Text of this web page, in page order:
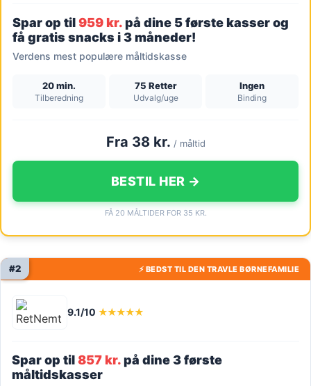
Spar op til959 kr.på dine 5 første kasser og
få gratis snacks i 3 måneder!
Verdens mest populære måltidskasse
20 min.
Tilberedning
75 Retter
Udvalg/uge
Ingen
Binding
Fra 38 kr. / måltid
BESTIL HER →
FÅ 20 MÅLTIDER FOR 35 KR.
⚡ BEDST TIL DEN TRAVLE BØRNEFAMILIE
#2
9.1/10 ★★★★★
Spar op til857 kr.på dine 3 første
måltidskasser